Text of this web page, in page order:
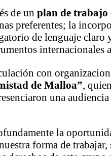
de un plan de trabajo
preferentes; la
de lenguaje
internacionales
con
de Malloa”,
una
la
forma de